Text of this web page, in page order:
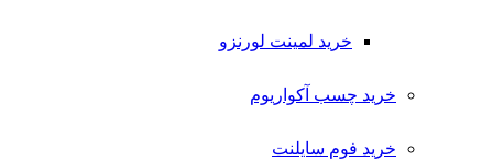
خرید لمینت لورنزو
خرید چسب آکواریوم
خرید فوم سایلنت